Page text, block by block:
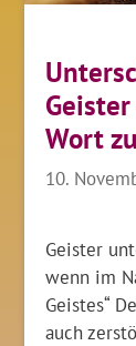
Wort
10.
Geister
wenn im
Geistes“
auch